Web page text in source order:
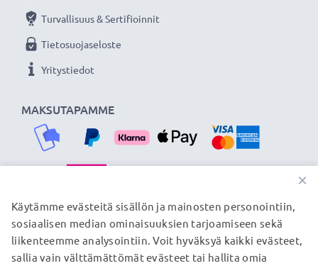
MAKSUTAPAMME
Turvallisuus & Sertifioinnit
Tietosuojaseloste
Yritystiedot
TOIMITUSKUMPPANIMME
© subtel.fi 2026
×
Käytämme evästeitä sisällön ja mainosten personointiin,
sosiaalisen median ominaisuuksien tarjoamiseen sekä
liikenteemme analysointiin. Voit hyväksyä kaikki evästeet,
sallia vain välttämättömät evästeet tai hallita omia